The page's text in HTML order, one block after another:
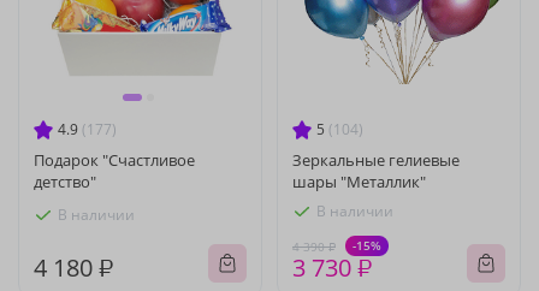
4.9 (177)
Подарок "Счастливое
детство"
В наличии
4 180 ₽
5 (104)
Зеркальные гелиевые
шары "Металлик"
В наличии
4 390 ₽ -15%
3 730 ₽